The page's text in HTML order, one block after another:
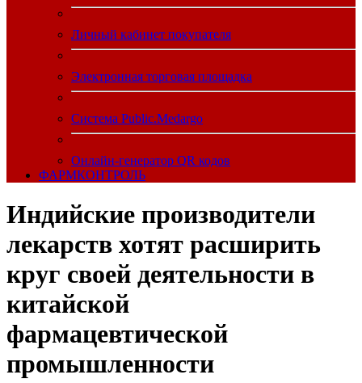
Личный кабинет покупателя
Электронная торговая площадка
Система Public.Medargo
Онлайн-генератор QR кодов
ФАРМКОНТРОЛЬ
Индийские производители
лекарств хотят расширить
круг своей деятельности в
китайской
фармацевтической
промышленности